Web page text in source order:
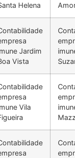
Helena
Jardim
Vista
Vila